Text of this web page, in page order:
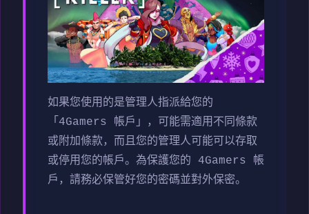
如果您使用的是管理人指派給您的
「4Gamers 帳戶」，可能需適用不同條款
或附加條款，而且您的管理人可能可以存取
或停用您的帳戶。為保護您的 4Gamers 帳
戶，請務必保管好您的密碼並對外保密。